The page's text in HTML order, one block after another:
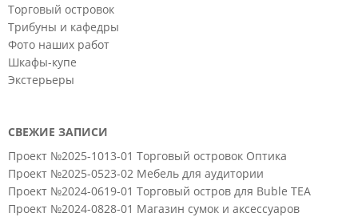
Торговый островок
Трибуны и кафедры
Фото наших работ
Шкафы-купе
Экстерьеры
СВЕЖИЕ ЗАПИСИ
Проект №2025-1013-01 Торговый островок Оптика
Проект №2025-0523-02 Мебель для аудитории
Проект №2024-0619-01 Торговый остров для Buble TEA
Проект №2024-0828-01 Магазин сумок и аксессуаров